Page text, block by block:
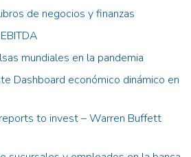
de negocios y finanzas
mundiales en la pandemia
Dashboard económico dinámico en
to invest – Warren Buffett